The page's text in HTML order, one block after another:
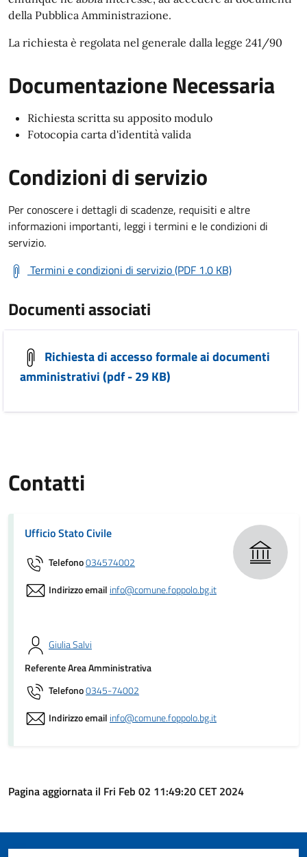
della Pubblica Amministrazione.
La richiesta è regolata nel generale dalla legge 241/90
Documentazione Necessaria
Richiesta scritta su apposito modulo
Fotocopia carta d'identità valida
Condizioni di servizio
Per conoscere i dettagli di scadenze, requisiti e altre
informazioni importanti, leggi i termini e le condizioni di
servizio.
Termini e condizioni di servizio (PDF 1.0 KB)
Documenti associati
Richiesta di accesso formale ai documenti
amministrativi (pdf - 29 KB)
Contatti
Ufficio Stato Civile
Telefono034574002
Indirizzo email info@comune.foppolo.bg.it
Giulia Salvi
Referente Area Amministrativa
Telefono0345-74002
Indirizzo email info@comune.foppolo.bg.it
Pagina aggiornata il Fri Feb 02 11:49:20 CET 2024